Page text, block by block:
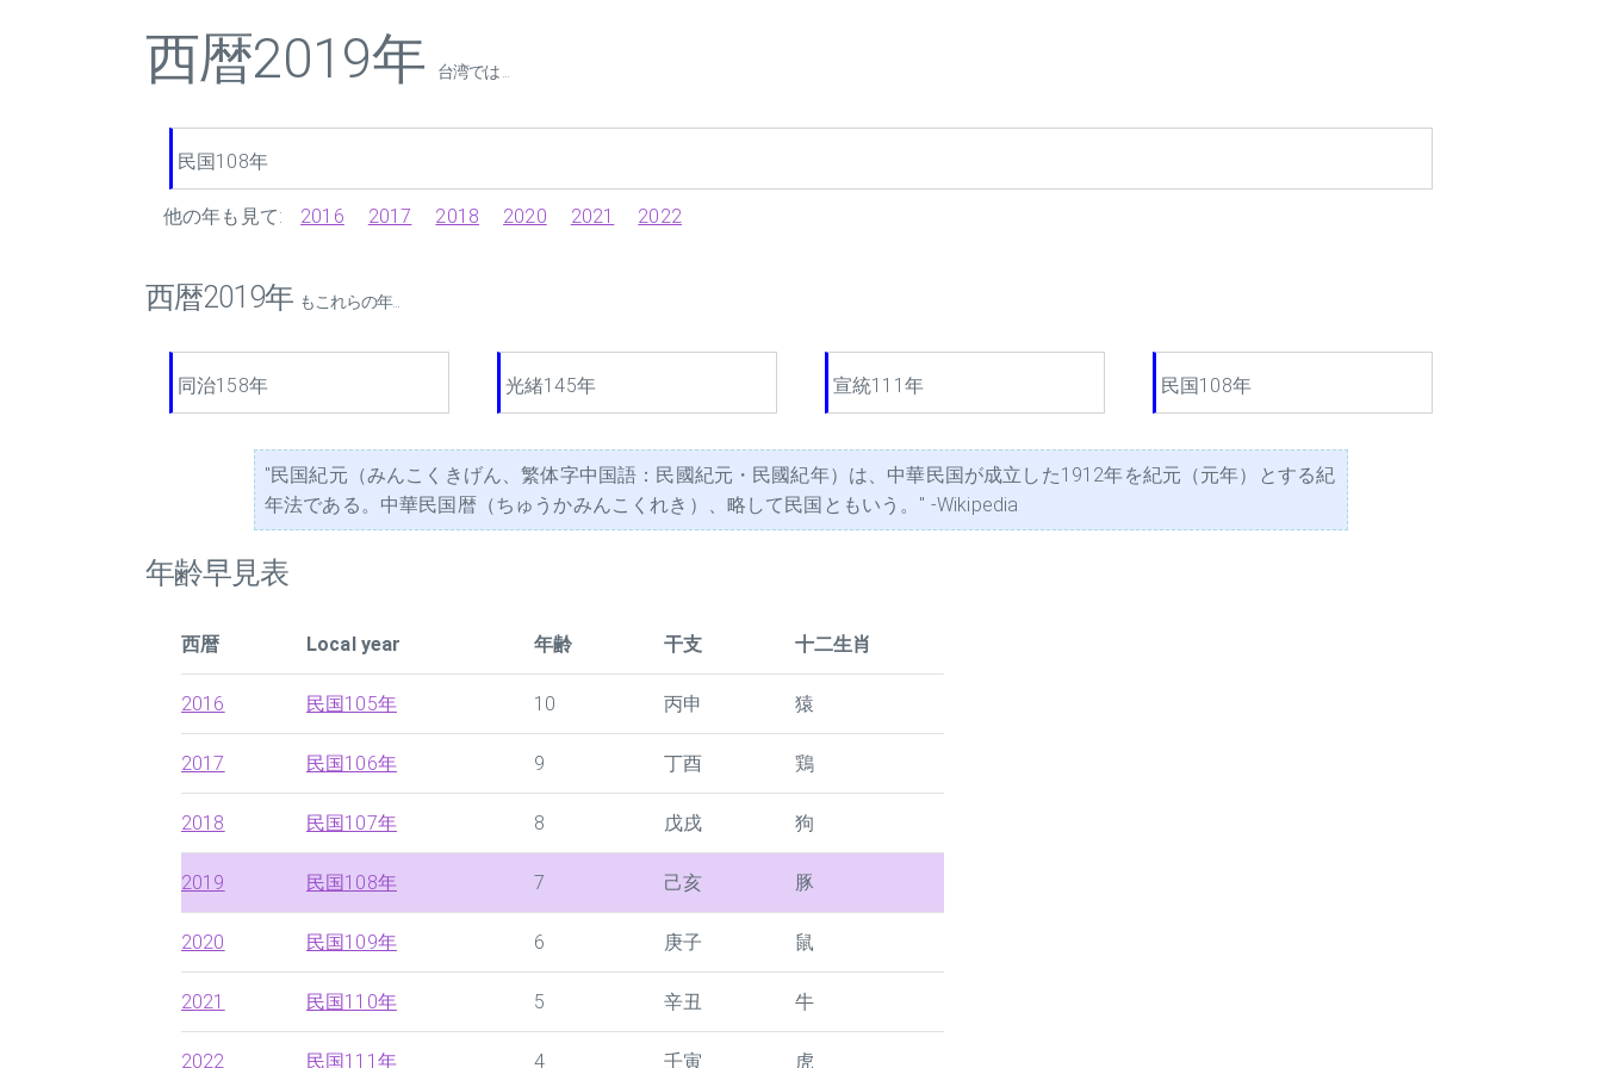
西暦2019年 台湾では ...
民国108年
他の年も見て: 2016 2017 2018 2020 2021 2022
西暦2019年 もこれらの年...
同治158年 光緒145年 宣統111年 民国108年
"民国紀元（みんこくきげん、繁体字中国語：民國紀元・民國紀年）は、中華民国が成立した1912年を紀元（元年）とする紀
年法である。中華民国暦（ちゅうかみんこくれき）、略して民国ともいう。" -Wikipedia
年齢早見表
西暦 Local year 年齢 干支 十二生肖
2016 民国105年 10 丙申 猿
2017 民国106年 9 丁酉 鶏
2018 民国107年 8 戊戌 狗
2019 民国108年 7 己亥 豚
2020 民国109年 6 庚子 鼠
2021 民国110年 5 辛丑 牛
2022 民国111年 4 壬寅 虎